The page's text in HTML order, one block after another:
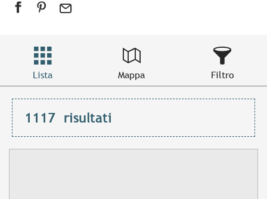
Lista Mappa Filtro
1117 risultati